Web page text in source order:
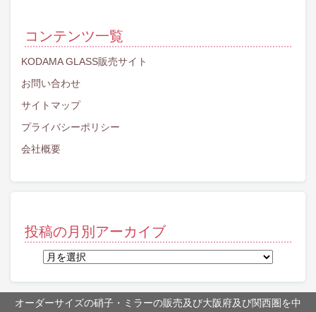
コンテンツ一覧
KODAMA GLASS販売サイト
お問い合わせ
サイトマップ
プライバシーポリシー
会社概要
投稿の月別アーカイブ
月
オーダーサイズの硝子・ミラーの販売及び大阪府及び関西圏を中